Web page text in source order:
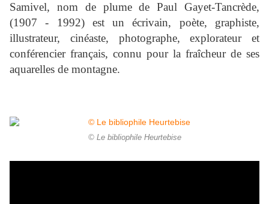
Samivel, nom de plume de Paul Gayet-Tancrède,
(1907 - 1992) est un écrivain, poète, graphiste,
illustrateur, cinéaste, photographe, explorateur et
conférencier français, connu pour la fraîcheur de ses
aquarelles de montagne.
© Le bibliophile Heurtebise